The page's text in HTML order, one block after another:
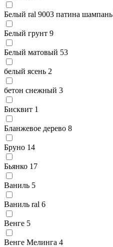
Белый ral 9003 патина шампань
Белый грунт 9
Белый матовый 53
белый ясень 2
бетон снежный 3
Бисквит 1
Бланжевое дерево 8
Бруно 14
Бьянко 17
Ваниль 5
Ваниль ral 6
Венге 5
Венге Мелинга 4